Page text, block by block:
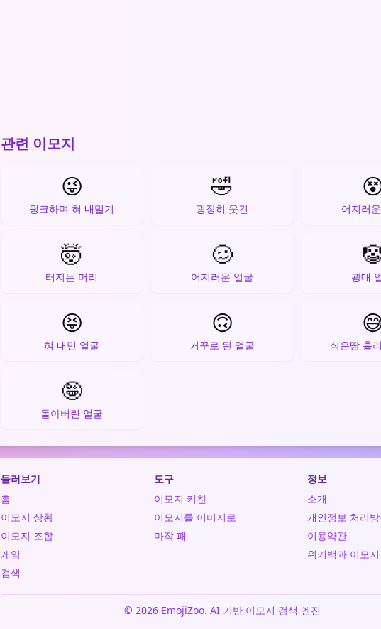
관련 이모지
😜
윙크하며 혀 내밀기
🤣
굉장히 웃긴 어지러
🤯
터지는 머리
🥴
어지러운 얼굴 광대
😝
혀 내민 얼굴
🙃
거꾸로 된 얼굴 식은땀 흘
🤪
돌아버린 얼굴
둘러보기
홈
이모지 상황
이모지 조합
게임
검색
도구
이모지 키친
이모지를 이미지로
마작 패
정보
소개
개인정보 처리
이용약관
위키백과 이모지
© 2026 EmojiZoo. AI 기반 이모지 검색 엔진